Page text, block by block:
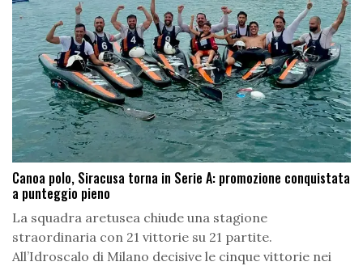
Canoa polo, Siracusa torna in Serie A: promozione conquistata
a punteggio pieno
La squadra aretusea chiude una stagione
straordinaria con 21 vittorie su 21 partite.
All’Idroscalo di Milano decisive le cinque vittorie nei